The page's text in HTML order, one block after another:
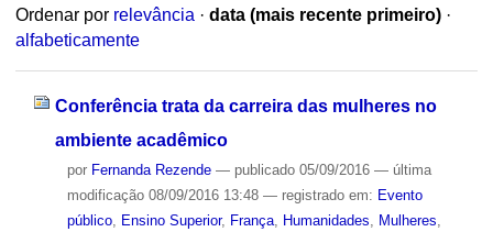
Ordenar por relevância · data (mais recente primeiro) ·
alfabeticamente
Conferência trata da carreira das mulheres no
ambiente acadêmico
por Fernanda Rezende — publicado05/09/2016 — última
modificação08/09/2016 13:48 — registrado em: Evento
público, Ensino Superior, França, Humanidades Mulheres